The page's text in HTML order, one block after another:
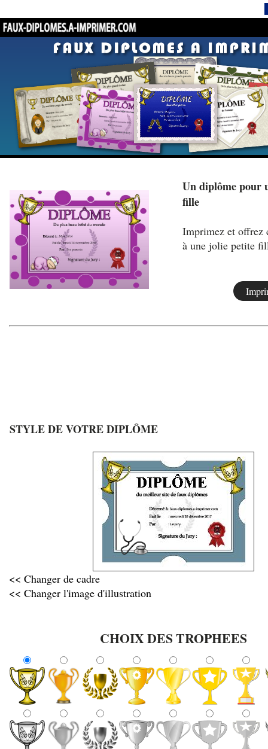
Un diplôme pour
fille
Imprimez et offrez
à une jolie petite
STYLE DE VOTRE DIPLÔME
<< Changer de cadre
<< Changer l'image d'illustration
CHOIX DES TROPHEES